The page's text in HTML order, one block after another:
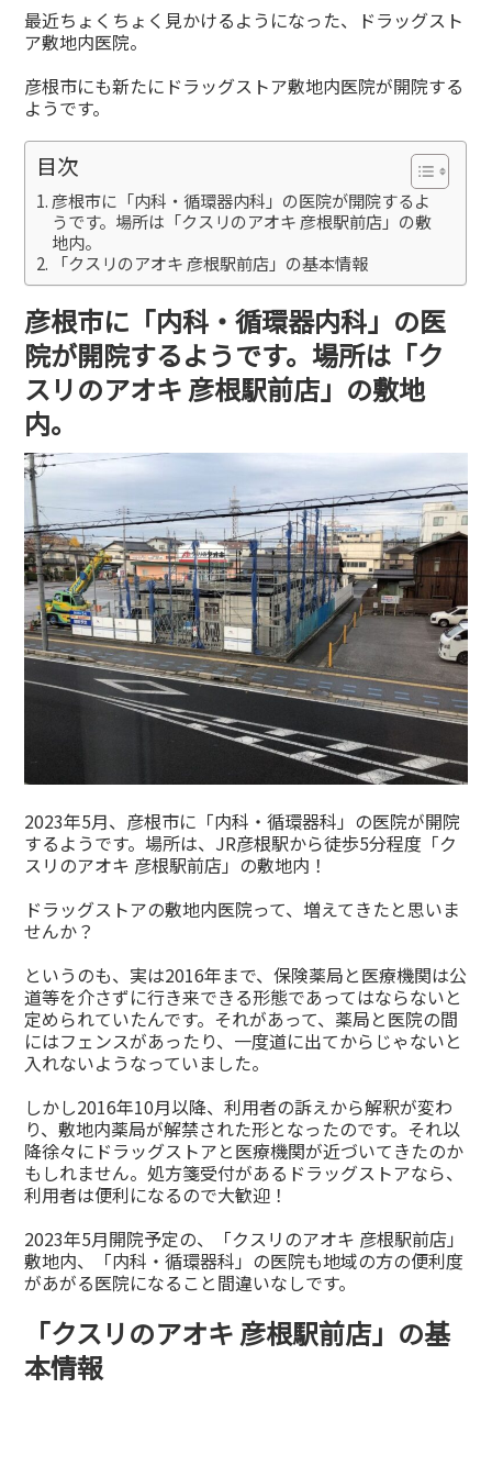
有
最近ちょくちょく見かけるようになった、ドラッグスト
ア敷地内医院。
彦根市にも新たにドラッグストア敷地内医院が開院する
ようです。
目次
彦根市に「内科・循環器内科」の医院が開院するよ
うです。場所は「クスリのアオキ 彦根駅前店」の敷
地内。
「クスリのアオキ 彦根駅前店」の基本情報
彦根市に「内科・循環器内科」の医
院が開院するようです。場所は「ク
スリのアオキ 彦根駅前店」の敷地
内。
2023年5月、彦根市に「内科・循環器科」の医院が開院
するようです。場所は、JR彦根駅から徒歩5分程度「ク
スリのアオキ 彦根駅前店」の敷地内！
ドラッグストアの敷地内医院って、増えてきたと思いま
せんか？
というのも、実は2016年まで、保険薬局と医療機関は公
道等を介さずに行き来できる形態であってはならないと
定められていたんです。それがあって、薬局と医院の間
にはフェンスがあったり、一度道に出てからじゃないと
入れないようなっていました。
しかし2016年10月以降、利用者の訴えから解釈が変わ
り、敷地内薬局が解禁された形となったのです。それ以
降徐々にドラッグストアと医療機関が近づいてきたのか
もしれません。処方箋受付があるドラッグストアなら、
利用者は便利になるので大歓迎！
2023年5月開院予定の、「クスリのアオキ 彦根駅前店」
敷地内、「内科・循環器科」の医院も地域の方の便利度
があがる医院になること間違いなしです。
「クスリのアオキ 彦根駅前店」の基
本情報